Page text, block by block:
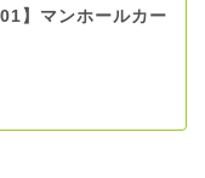
】マンホールカー